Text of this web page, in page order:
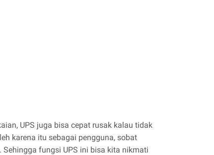
UPS juga bisa cepat rusak kalau tidak
karena itu sebagai pengguna, sobat
fungsi UPS ini bisa kita nikmati